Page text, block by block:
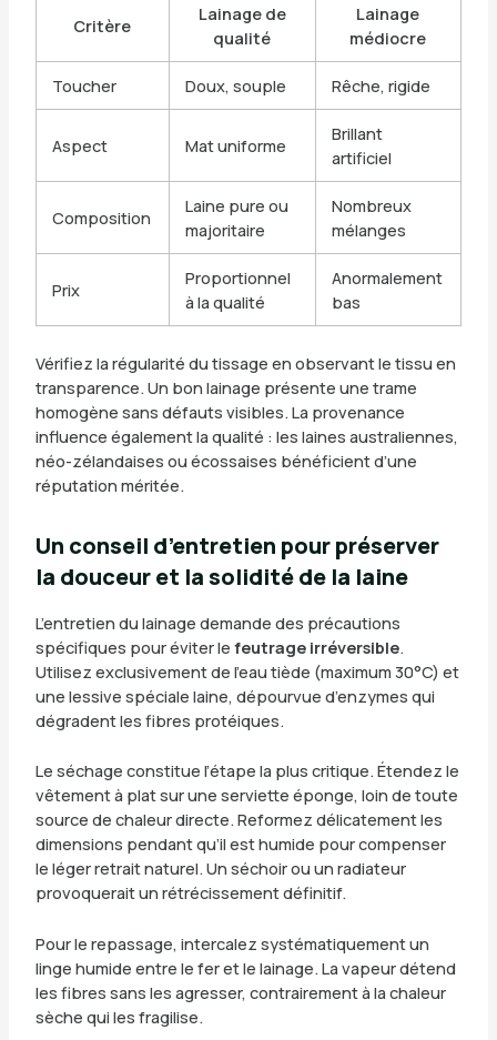
Critère
Lainage de
qualité
Lainage
médiocre
Toucher Doux, souple Rêche, rigide
Aspect Mat uniforme
Brillant
artificiel
Composition
Laine pure ou
majoritaire
Nombreux
mélanges
Prix
Proportionnel
à la qualité
Anormalement
bas
Vérifiez la régularité du tissage en observant le tissu en
transparence. Un bon lainage présente une trame
homogène sans défauts visibles. La provenance
influence également la qualité : les laines australiennes,
néo-zélandaises ou écossaises bénéficient d’une
réputation méritée.
Un conseil d’entretien pour préserver
la douceur et la solidité de la laine
L’entretien du lainage demande des précautions
spécifiques pour éviter le feutrage irréversible.
Utilisez exclusivement de l’eau tiède (maximum 30°C) et
une lessive spéciale laine, dépourvue d’enzymes qui
dégradent les fibres protéiques.
Le séchage constitue l’étape la plus critique. Étendez le
vêtement à plat sur une serviette éponge, loin de toute
source de chaleur directe. Reformez délicatement les
dimensions pendant qu’il est humide pour compenser
le léger retrait naturel. Un séchoir ou un radiateur
provoquerait un rétrécissement définitif.
Pour le repassage, intercalez systématiquement un
linge humide entre le fer et le lainage. La vapeur détend
les fibres sans les agresser, contrairement à la chaleur
sèche qui les fragilise.